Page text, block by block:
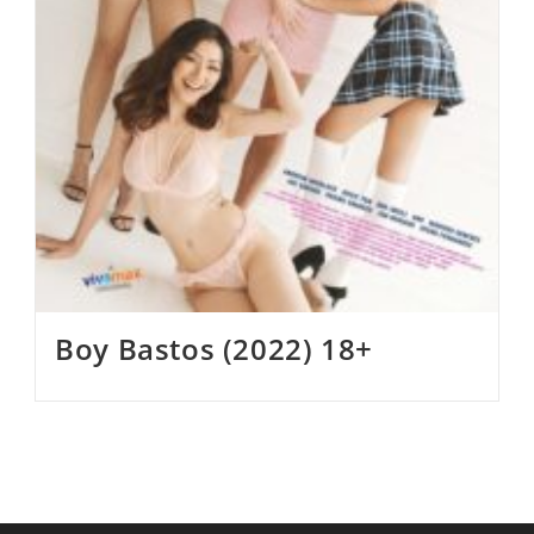
Boy Bastos (2022) 18+